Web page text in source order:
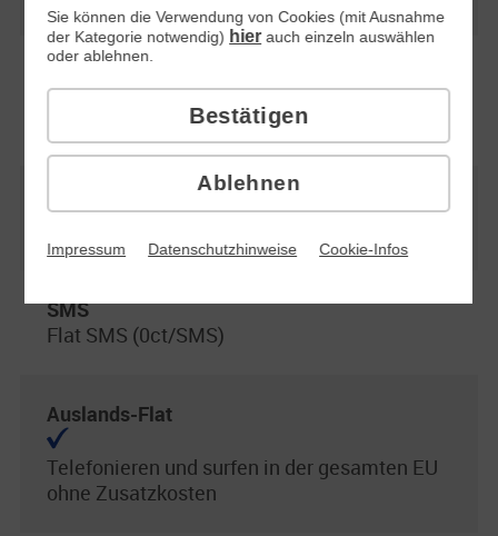
ohne Smartphone mit 1 Monat Laufzeit
Max. Surfgeschwindigkeit (bis zu)
SMS
Flat SMS (0ct/SMS)
Auslands-Flat
Telefonieren und surfen in der gesamten EU
ohne Zusatzkosten
Ablehnen
Sie können die Verwendung von Cookies (mit Ausnahme
der Kategorie notwendig) hierauch einzeln auswählen
oder ablehnen.
Bestätigen
Impressum Datenschutzhinweise Cookie-Infos